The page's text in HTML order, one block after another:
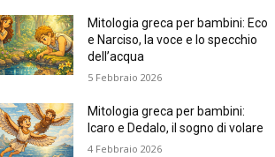
Mitologia greca per bambini: Eco
e Narciso, la voce e lo specchio
dell’acqua
5 Febbraio 2026
Mitologia greca per bambini:
Icaro e Dedalo, il sogno di volare
4 Febbraio 2026